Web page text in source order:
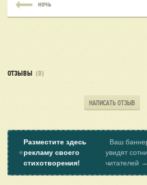
НОЧЬ
ОТЗЫВЫ (0)
НАПИСАТЬ ОТЗЫВ
⭐
Разместите здесь
рекламу своего
стихотворения!
Ваш
увидят сотни
читателей →